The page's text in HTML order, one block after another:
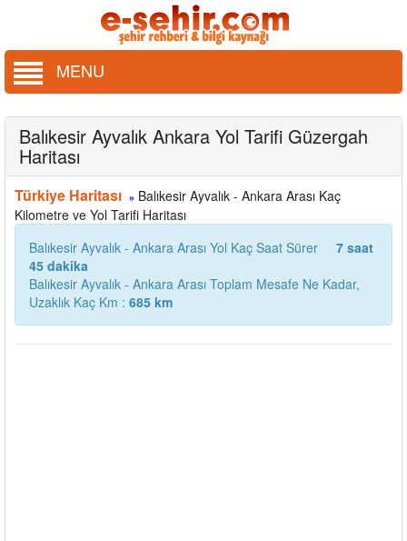
MENU
Balıkesir Ayvalık Ankara Yol Tarifi Güzergah
Haritası
Türkiye Haritası » Balıkesir Ayvalık - Ankara Arası Kaç
Kilometre ve Yol Tarifi Haritası
Balıkesir Ayvalık - Ankara Arası Yol Kaç Saat Sürer
7 saat
45 dakika
Balıkesir Ayvalık - Ankara Arası Toplam Mesafe Ne Kadar,
Uzaklık Kaç Km : 685 km